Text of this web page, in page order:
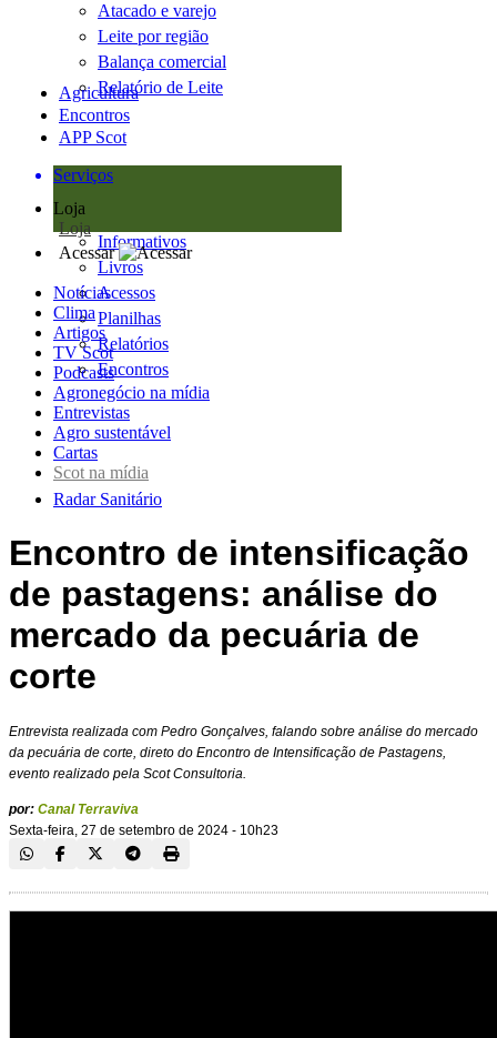
Atacado e varejo
Leite por região
Balança comercial
Relatório de Leite
Agricultura
Encontros
APP Scot
Serviços
Loja
Loja
Informativos
Livros
Acessos
Planilhas
Relatórios
Encontros
Acessar
Notícias
Clima
Artigos
TV Scot
Podcasts
Agronegócio na mídia
Entrevistas
Agro sustentável
Cartas
Scot na mídia
Radar Sanitário
Encontro de intensificação
de pastagens: análise do
mercado da pecuária de
corte
Entrevista realizada com Pedro Gonçalves, falando sobre análise do mercado
da pecuária de corte, direto do Encontro de Intensificação de Pastagens,
evento realizado pela Scot Consultoria.
por: Canal Terraviva
Sexta-feira, 27 de setembro de 2024 - 10h23